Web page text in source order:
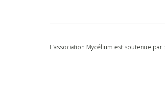
L'association Mycélium est soutenue par :